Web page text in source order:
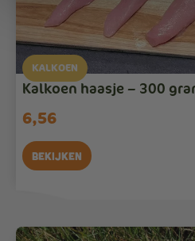
KALKOEN
Kalkoen haasje – 300
6,56
Bekijken